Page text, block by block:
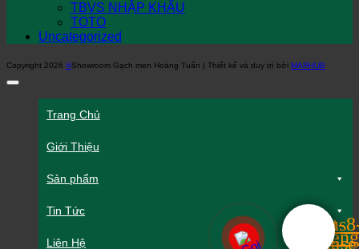
TBVS NHẬP KHẨU
TOTO
Uncategorized
Copyright 2026 ©Showroom Gạch men Hoàng Tuấn | Thiết kế và duy trì bởi MARHUB
Trang Chủ
Giới Thiệu
Sản phẩm
Tin Tức
Liên Hệ